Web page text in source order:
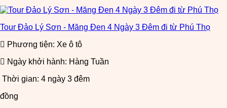
Tour Đảo Lý Sơn - Măng Đen 4 Ngày 3 Đêm đi từ Phú Thọ
Phương tiện: Xe ô tô
Ngày khởi hành: Hàng Tuần
Thời gian: 4 ngày 3 đêm
đồng